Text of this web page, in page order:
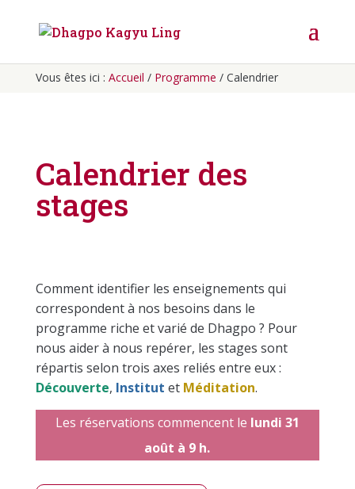
Vous êtes ici : Accueil / Programme / Calendrier
Calendrier des
stages
Comment identifier les enseignements qui
correspondent à nos besoins dans le
programme riche et varié de Dhagpo ? Pour
nous aider à nous repérer, les stages sont
répartis selon trois axes reliés entre eux :
Découverte, Institut et Méditation.
Les réservations commencent le lundi 31
août à 9 h.